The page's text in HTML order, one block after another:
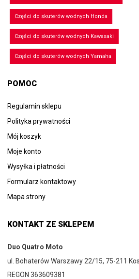
Części do skuterów wodnych Honda
Części do skuterów wodnych Kawasaki
Części do skuterów wodnych Yamaha
POMOC
Regulamin sklepu
Polityka prywatności
Mój koszyk
Moje konto
Wysyłka i płatności
Formularz kontaktowy
Mapa strony
KONTAKT ZE SKLEPEM
Duo Quatro Moto
ul. Bohaterów Warszawy 22/15, 75-211
REGON 363609381